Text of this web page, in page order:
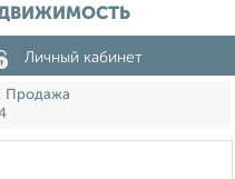
Личный кабинет
Продажа